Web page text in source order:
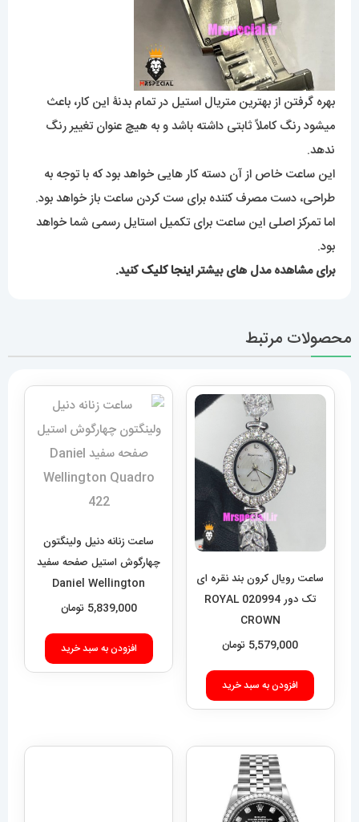
بهره گرفتن از بهترین متریال استیل در تمام بدنۀ این کار، باعث
میشود رنگ کاملاً ثابتی داشته باشد و به هیچ عنوان تغییر رنگ
ندهد.
این ساعت خاص از آن دسته کار هایی خواهد بود که با توجه به
طراحی، دست مصرف کننده برای ست کردن ساعت باز خواهد بود.
اما تمرکز اصلی این ساعت برای تکمیل استایل رسمی شما خواهد
بود.
برای مشاهده مدل های بیشتراینجا کلیککنید.
محصولات مرتبط
ساعت رویال کرون بند نقره ای
تک دور 020994 ROYAL
CROWN
5,579,000 تومان
افزودن به سبد خرید
ساعت زنانه دنیل ولینگتون
چهارگوش استیل صفحه سفید
Daniel Wellington
Quadro 422
5,839,000 تومان
افزودن به سبد خرید